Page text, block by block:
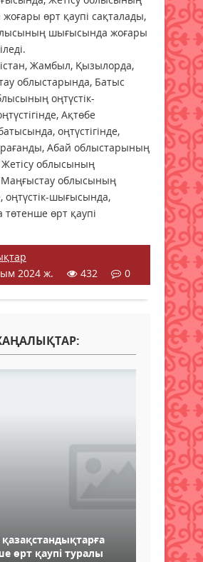
жоғары өрт қаупі сақталады,
шығысында жоғары
Жамбыл, Қызылорда,
облыстарында, Батыс
оңтүстік-
Ақтөбе
оңтүстігінде,
Абай облыстарының
Жетісу облысының
облысының
оңтүстік-шығысында,
өрт қаупі
2024 ж.
432 0
өрт қаупі туралы